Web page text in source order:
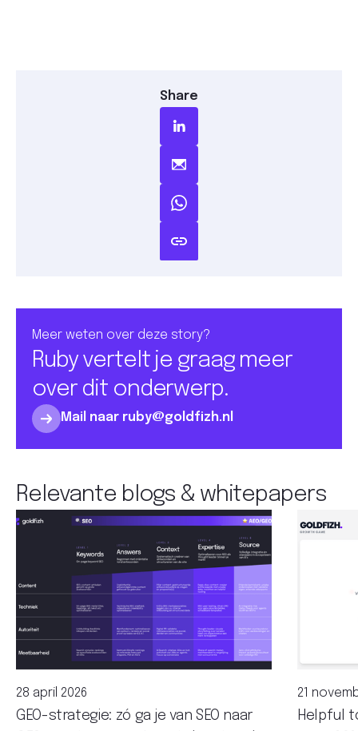
Share
Meer weten over deze story?
Ruby vertelt je graag meer
over dit onderwerp.
Mail naar ruby@goldfizh.nl
Relevante blogs & whitepapers
28 april 2026
GEO-strategie: zó ga je van SEO naar
21
Helpful